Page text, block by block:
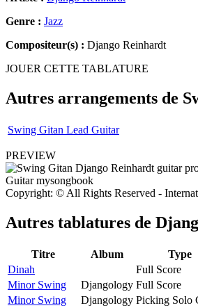
Genre : Jazz
Compositeur(s) : Django Reinhardt
JOUER CETTE TABLATURE
Autres arrangements de
Swing Gitan Lead Guitar
PREVIEW
Copyright: © All Rights Reserved -
Autres tablatures de
Titre Album
Type
Dinah
Full Score
Minor Swing
Djangology Full Score
Minor Swing
Djangology Picking Solo